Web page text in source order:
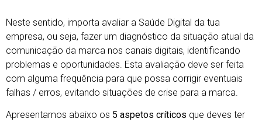
Neste sentido, importa avaliar a Saúde Digital da tua
empresa, ou seja, fazer um diagnóstico da situação atual da
comunicação da marca nos canais digitais, identificando
problemas e oportunidades. Esta avaliação deve ser feita
com alguma frequência para que possa corrigir eventuais
falhas / erros, evitando situações de crise para a marca.
Apresentamos abaixo os 5 aspetos críticos que deves ter